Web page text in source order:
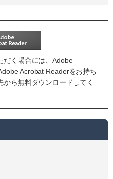
だく場合には、Adobe
Acrobat Readerをお持ち
ら無料ダウンロードしてく